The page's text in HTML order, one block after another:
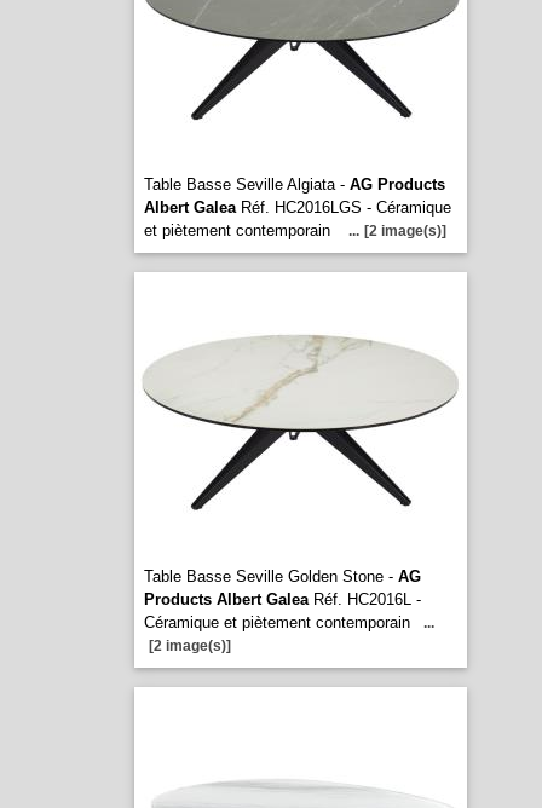
Table Basse Seville Algiata - AG Products
Albert GaleaRéf. HC2016LGS - Céramique
et piètement contemporain
... [2 image(s)]
Table Basse Seville Golden Stone - AG
Products Albert GaleaRéf. HC2016L -
Céramique et piètement contemporain
...
[2 image(s)]